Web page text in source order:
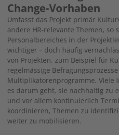
Change-Vorhaben
Umfasst das Projekt primär
andere HR-relevante Themen, so
Personalbereiches in der
wichtiger – doch häufig
von Projekten, zum Beispiel für
regelmässige
Multiplikatorenprogramme. Viele
es darum geht, sie nachhaltig zu
und vor allem kontinuierlich
koordinieren, Themen zu
weiter zu mobilisieren.